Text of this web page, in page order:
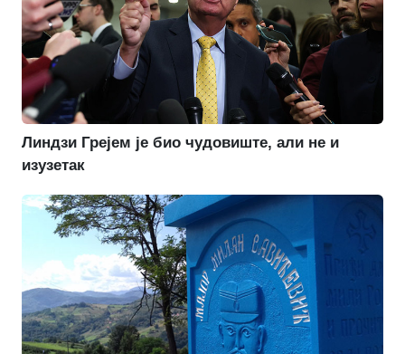
Линдзи Грејем је био чудовиште, али не и
изузетак